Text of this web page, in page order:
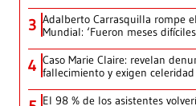
3 Adalberto Carrasquilla rompe
Mundial: ‘Fueron meses
4 Caso Marie Claire: revelan
fallecimiento y exigen
El 98 % de los asistentes